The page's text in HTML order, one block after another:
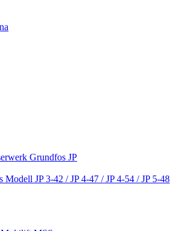
Grundfos JP
Modell JP 3-42 / JP 4-47 / JP 4-54 / JP 5-48